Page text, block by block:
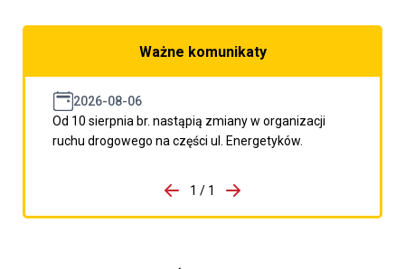
Ważne komunikaty
2026-08-06
Od 10 sierpnia br. nastąpią zmiany w organizacji
ruchu drogowego na części ul. Energetyków.
porzpedniego komunikatu
1 / 1
Przejdź do następnego